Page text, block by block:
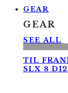
GEAR
GEAR
SEE ALL
TIL
SLX 8 DI2